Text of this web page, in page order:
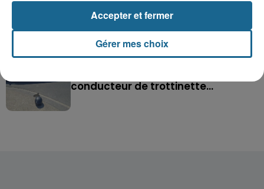
Disparition inquiétante à Cappelle-
la-Grande : Michael, 41 ans...
conducteur de trottinette...
Gérer mes choix
Accepter et fermer